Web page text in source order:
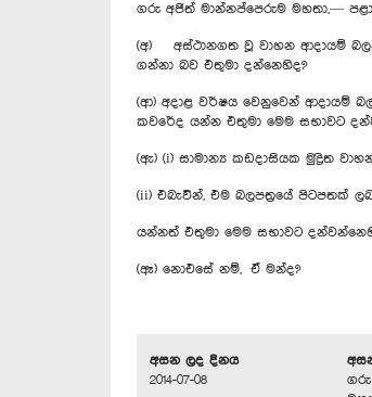
ගරු අජිත් මාන්නප්පෙරුම මහතා,—
(අ) අස්ථානගත වූ වාහන ආදායම්
ගන්නා බව එතුමා දන්නෙහිද?
(ආ) අදාළ වර්ෂය වෙනුවෙන් ආදායම්
කවරේද යන්න එතුමා මෙම සභාවට
(ඇ) (i) සාමාන්‍ය කඩදාසියක මුද්‍රිත
(ii) එබැවින්, එම බලපත්‍රයේ පිටපතක්
යන්නත් එතුමා මෙම සභාවට
(ඈ) නොඑසේ නම්, ඒ මන්ද?
අසන ලද දිනය
2014-07-08
ගරු